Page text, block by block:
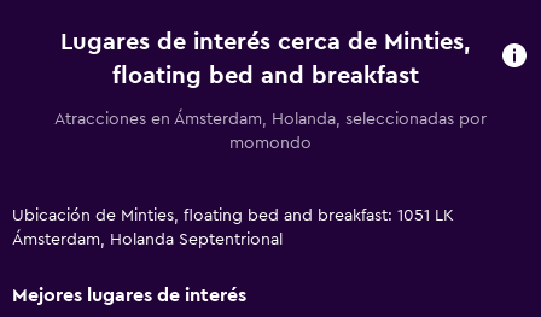
Lugares de interés cerca de Minties,
floating bed and breakfast
Atracciones en Ámsterdam, Holanda, seleccionadas por
momondo
Ubicación de Minties, floating bed and breakfast: 1051 LK
Ámsterdam, Holanda Septentrional
Mejores lugares de interés